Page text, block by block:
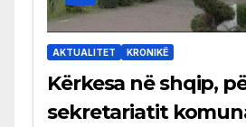
AKTUALITET KRONIKË
Kërkesa në shqip,
sekretariatit